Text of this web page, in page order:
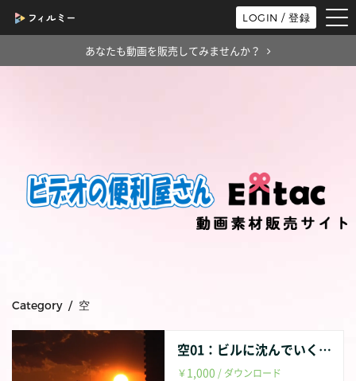
LOGIN / 登録
あなたも動画を販売してみませんか？
Category / 空
空01：ビルに沈んでいく夕陽
￥1,000 / ダウンロード